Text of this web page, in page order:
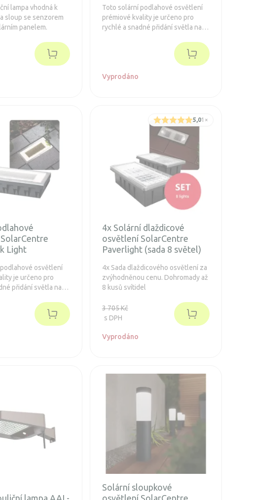
lampa vhodná k
sloup se senzorem
panelem.
Toto solární podlahové osvětlení
prémiové kvality je určeno pro
rychlé a snadné přidání světla na
Vyprodáno
Light
osvětlení
je určeno pro
přidání světla na
5,01 ×
4x Solární dlaždicové
osvětlení SolarCentre
Paverlight (sada 8 světel)
4x Sada dlaždicového osvětlení za
zvýhodněnou cenu. Dohromady až
8 kusů svítidel
3 705 Kč
s DPH
Vyprodáno
Solární sloupkové